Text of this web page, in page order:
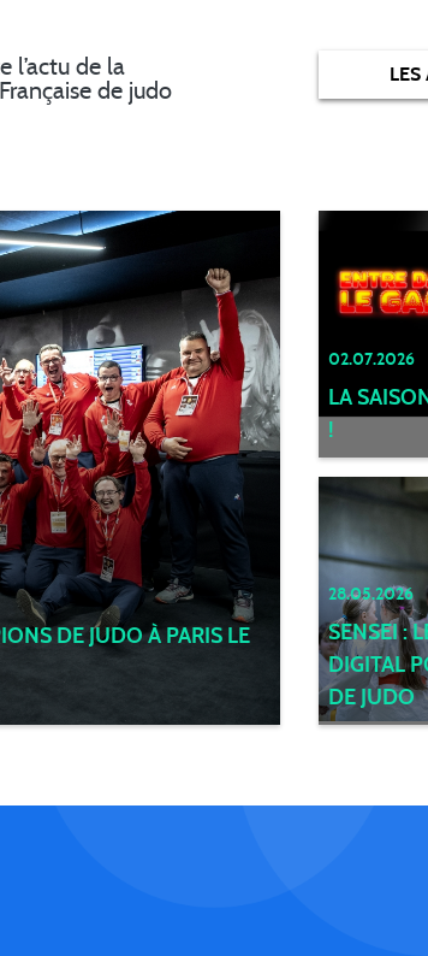
l’actu de la
de judo
LES
DE JUDO À PARIS LE
02.07.2026
LA
!
28.05.2026
SENSEI :
DIGITAL
DE JUDO